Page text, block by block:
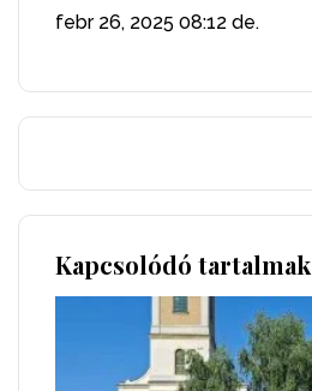
febr 26, 2025 08:12 de.
Kapcsolódó tartalmak